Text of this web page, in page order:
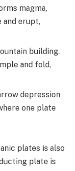
magma,
and erupt,
building.
and fold,
depression
one plate
plates is also
plate is